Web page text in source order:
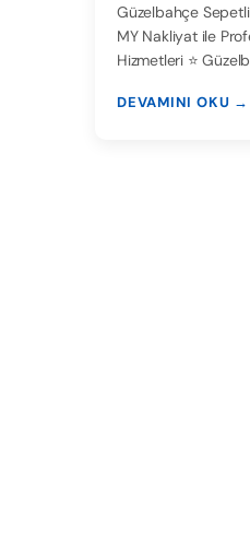
Güzelbahçe
MY Nakliyat ile
Hizmetleri ⭐
DEVAMINI OKU →